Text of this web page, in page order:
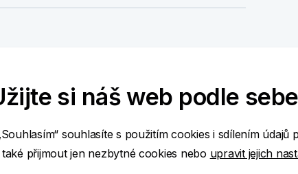
si náš web podle sebe
souhlasíte s použitím cookies i sdílením údajů
přijmout jen nezbytné cookies nebo upravit jejich